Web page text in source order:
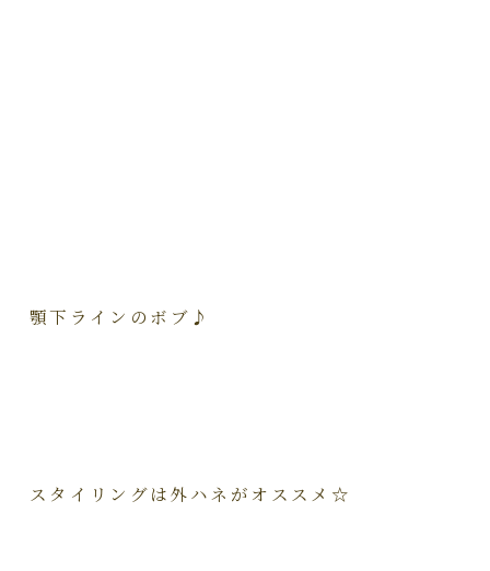
顎下ラインのボブ♪
スタイリングは外ハネがオススメ☆